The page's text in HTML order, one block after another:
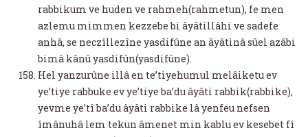
rabbikum ve huden ve rahmeh(rahmetun), fe men
azlemu mimmen kezzebe bi âyâtillâhi ve sadefe
anhâ, se neczîllezîne yasdifûne an âyâtinâ sûel azâbi
bimâ kânû yasdifûn(yasdifûne).
Hel yanzurûne illâ en te’tiyehumul melâiketu ev
ye’tiye rabbuke ev ye’tiye ba’du âyâti rabbik(rabbike),
yevme ye’tî ba’du âyâti rabbike lâ yenfeu nefsen
îmânuhâ lem tekun âmenet min kablu ev kesebet fî